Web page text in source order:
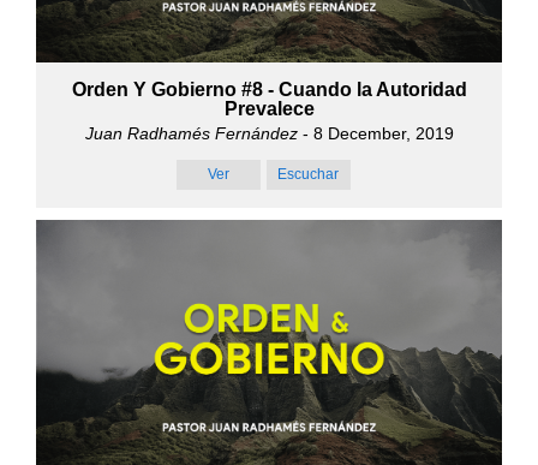
Orden Y Gobierno #8 - Cuando la Autoridad
Prevalece
Juan Radhamés Fernández- 8 December, 2019
Ver Escuchar